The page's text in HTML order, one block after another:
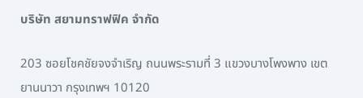
บริษัท สยามทราฟฟิค จำกัด
203 ซอยโชคชัยจงจำเริญ ถนนพระรามที่ 3 แขวงบางโพงพาง เขต
ยานนาวา กรุงเทพฯ 10120